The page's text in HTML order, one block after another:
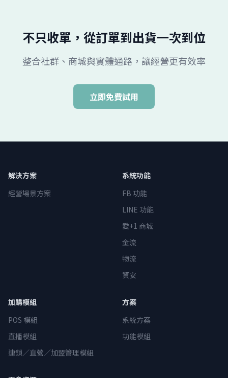
不只收單，從訂單到出貨一次到位
整合社群、商城與實體通路，讓經營更有效率
立即免費試用
解決方案
經營場景方案
系統功能
FB 功能
LINE 功能
愛+1 商城
金流
物流
資安
加購模組
POS 模組
直播模組
連鎖／直營／加盟管理模組
方案
系統方案
功能模組